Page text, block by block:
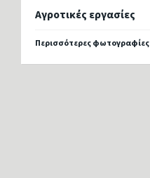
Αγροτικές εργασίες
Περισσότερες φωτογραφίες